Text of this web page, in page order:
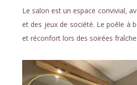
Le salon est un espace convivial,
et des jeux de société. Le poêle à
et réconfort lors des soirées